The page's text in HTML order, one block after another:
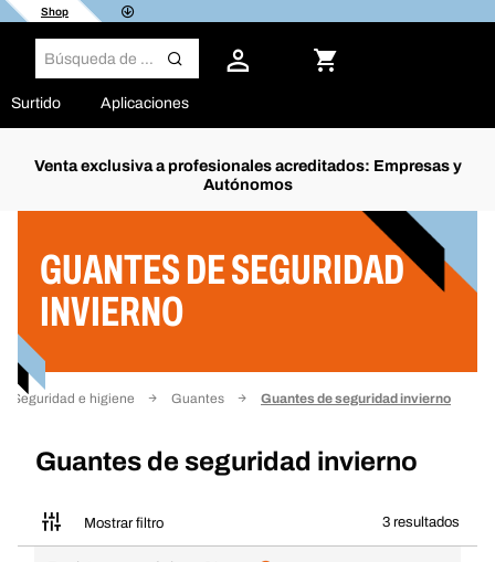
Shop
Surtido Aplicaciones
Venta exclusiva a profesionales acreditados: Empresas y
Autónomos
GUANTES DE SEGURIDAD
INVIERNO
Seguridad e higiene Guantes Guantes de seguridad invierno
Guantes de seguridad invierno
Mostrar filtro 3 resultados
Filtro